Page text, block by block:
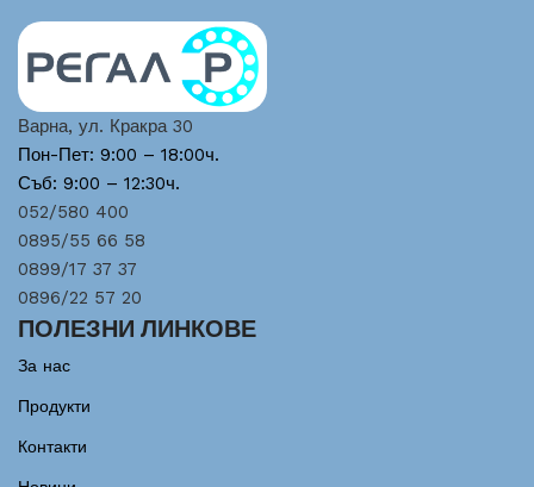
Варна, ул. Кракра 30
Пон-Пет: 9:00 – 18:00ч.
Съб: 9:00 – 12:30ч.
052/580 400
0895/55 66 58
0899/17 37 37
0896/22 57 20
ПОЛЕЗНИ ЛИНКОВЕ
За нас
Продукти
Контакти